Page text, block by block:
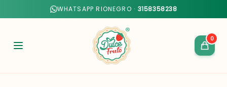
WHATSAPP RIONEGRO · 3158358238
0